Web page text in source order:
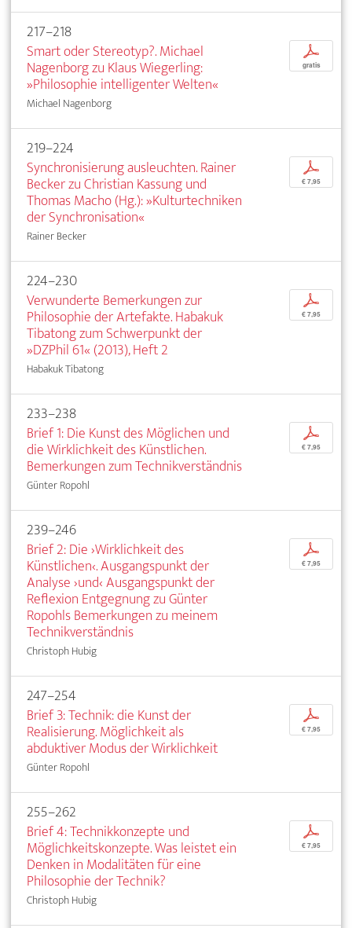
217–218
Smart oder Stereotyp?. Michael
Nagenborg zu Klaus Wiegerling:
»Philosophie intelligenter Welten«
Michael Nagenborg
p
gratis
219–224
Synchronisierung ausleuchten. Rainer
Becker zu Christian Kassung und
Thomas Macho (Hg.): »Kulturtechniken
der Synchronisation«
Rainer Becker
p
€ 7,95
224–230
Verwunderte Bemerkungen zur
Philosophie der Artefakte. Habakuk
Tibatong zum Schwerpunkt der
»DZPhil 61« (2013), Heft 2
Habakuk Tibatong
p
€ 7,95
233–238
Brief 1: Die Kunst des Möglichen und
die Wirklichkeit des Künstlichen.
Bemerkungen zum Technikverständnis
Günter Ropohl
p
€ 7,95
239–246
Brief 2: Die ›Wirklichkeit des
Künstlichen‹. Ausgangspunkt der
Analyse ›und‹ Ausgangspunkt der
Reflexion Entgegnung zu Günter
Ropohls Bemerkungen zu meinem
Technikverständnis
Christoph Hubig
p
€ 7,95
247–254
Brief 3: Technik: die Kunst der
Realisierung. Möglichkeit als
abduktiver Modus der Wirklichkeit
Günter Ropohl
p
€ 7,95
255–262
Brief 4: Technikkonzepte und
Möglichkeitskonzepte. Was leistet ein
Denken in Modalitäten für eine
Philosophie der Technik?
Christoph Hubig
p
€ 7,95